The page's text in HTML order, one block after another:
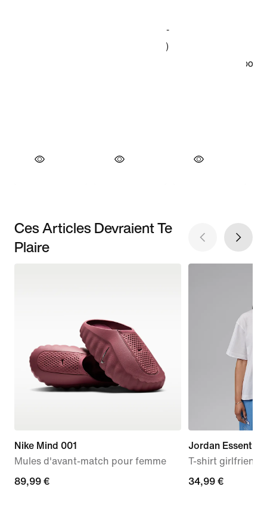
Ces Articles Devraient Te
Plaire
Nike Mind 001
Mules d'avant-match pour femme
89,99 €
89,99 €
Jordan Essentials
T-shirt girlfriend
34,99 €
34,99 €